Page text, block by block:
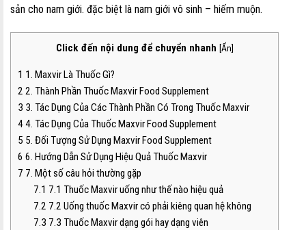
sản cho nam giới. đặc biệt là nam giới vô sinh – hiếm muộn.
Click đến nội dung để chuyển nhanh [Ẩn]
1 1. Maxvir Là Thuốc Gì?
2 2. Thành Phần Thuốc Maxvir Food Supplement
3 3. Tác Dụng Của Các Thành Phần Có Trong Thuốc Maxvir
44. Tác Dụng Của Thuốc Maxvir Food Supplement
5 5. Đối Tượng Sử Dụng Maxvir Food Supplement
6 6. Hướng Dẫn Sử Dụng Hiệu Quả Thuốc Maxvir
7 7. Một số câu hỏi thường gặp
7.1 7.1 Thuốc Maxvir uống như thế nào hiệu quả
7.2 7.2 Uống thuốc Maxvir có phải kiêng quan hệ không
7.3 7.3 Thuốc Maxvir dạng gói hay dạng viên